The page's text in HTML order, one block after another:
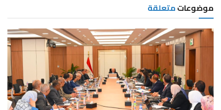
موضوعاتمتعلقة